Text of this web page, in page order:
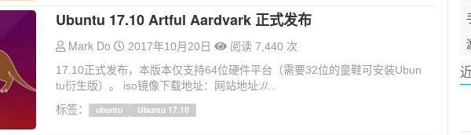
Ubuntu 17.10 Artful Aardvark 正式发布
Mark Do 2017年10月20日
阅读 7,440 次
17.10正式发布，本版本仅支持64位硬件平台（需要32位的童鞋可安装Ubun
tu衍生版）。 iso镜像下载地址：网站地址://...
标签：
ubuntu Ubuntu 17.10